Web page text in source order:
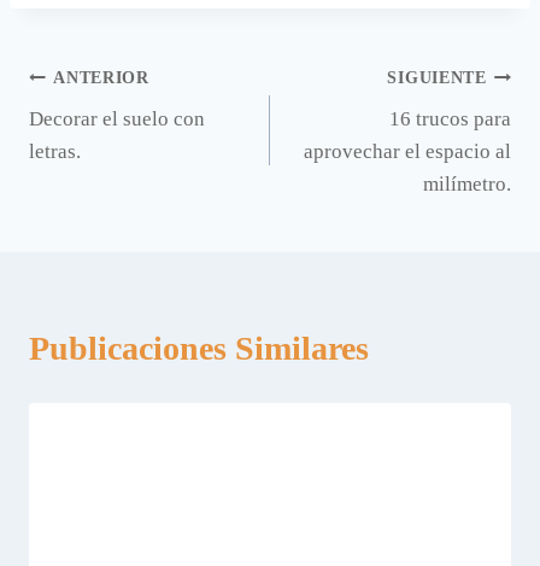
Navegación
de
ANTERIOR
Decorar el suelo con
letras.
SIGUIENTE
16 trucos para
aprovechar el espacio al
milímetro.
Publicaciones Similares